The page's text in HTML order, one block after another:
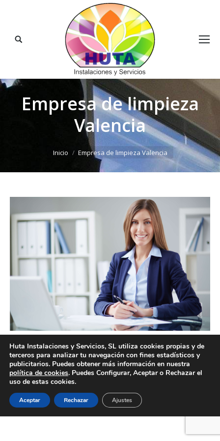
Buscar:
Empresa de limpieza
Valencia
Inicio Empresa de limpieza Valencia
Empresa de limpieza Valencia
Información legal
Huta Instalaciones y Servicios, SL utiliza cookies propias y de
terceros para analizar tu navegación con fines estadísticos y
publicitarios. Puedes obtener más información en nuestra
política de cookies. Puedes Configurar, Aceptar o Rechazar el
uso de estas cookies.
Aceptar Rechazar Ajustes